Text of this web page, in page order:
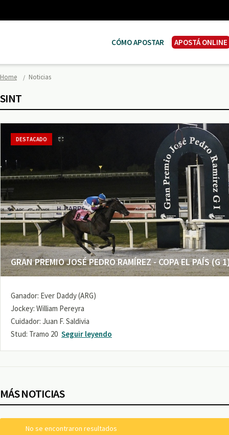
CÓMO APOSTAR APOSTÁ ONLINE
Home Noticias
SINT
GRAN PREMIO JOSÉ PEDRO RAMÍREZ - COPA EL PAÍS (G
DESTACADO
Ganador: Ever Daddy (ARG)
Jockey: William Pereyra
Cuidador: Juan F. Saldivia
Stud: Tramo 20 Seguir leyendo
MÁS NOTICIAS
No se encontraron resultados